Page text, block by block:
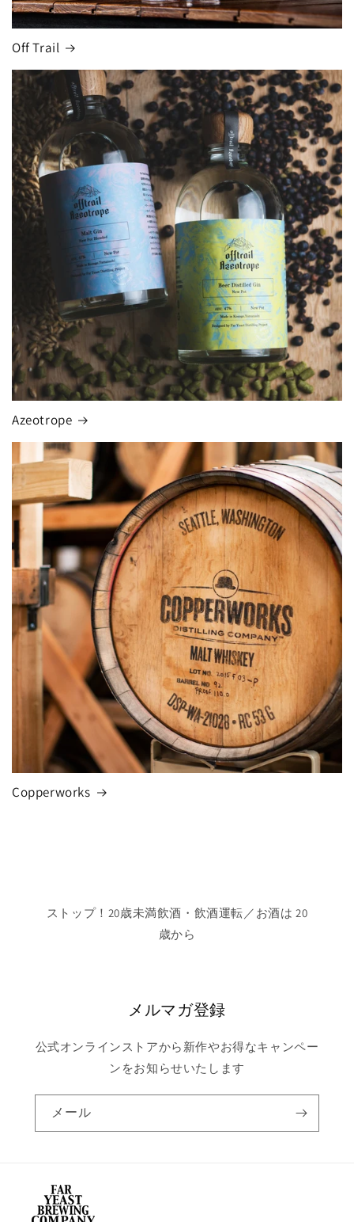
Off Trail
Azeotrope
Copperworks
ストップ！20歳未満飲酒・飲酒運転／お酒は 20
歳から
メルマガ登録
公式オンラインストアから新作やお得なキャンペー
ンをお知らせいたします
メール